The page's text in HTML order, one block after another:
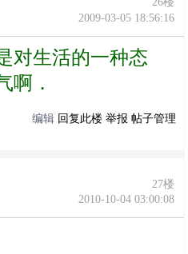
2009-03-05 18:56:16
对生活的一种态
啊．
编辑 回复此楼 举报 帖子管理
27楼
2010-10-04 03:00:08